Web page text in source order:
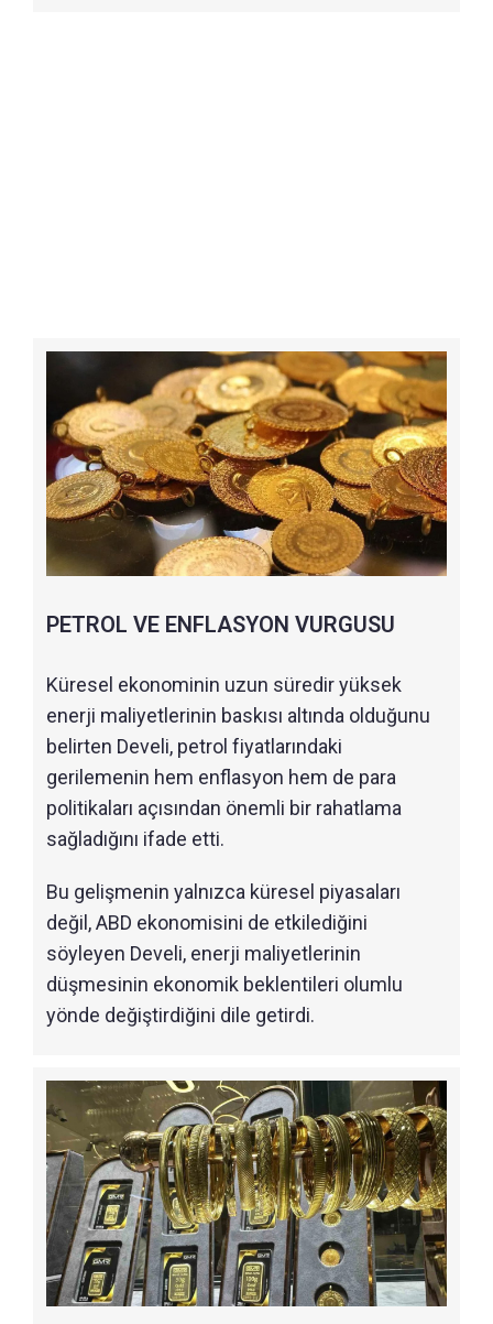
PETROL VE ENFLASYON VURGUSU
Küresel ekonominin uzun süredir yüksek
enerji maliyetlerinin baskısı altında olduğunu
belirten Develi, petrol fiyatlarındaki
gerilemenin hem enflasyon hem de para
politikaları açısından önemli bir rahatlama
sağladığını ifade etti.
Bu gelişmenin yalnızca küresel piyasaları
değil, ABD ekonomisini de etkilediğini
söyleyen Develi, enerji maliyetlerinin
düşmesinin ekonomik beklentileri olumlu
yönde değiştirdiğini dile getirdi.